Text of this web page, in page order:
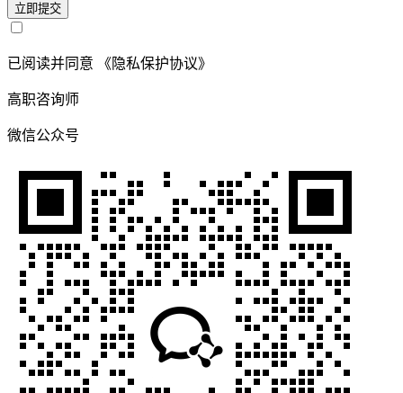
立即提交
已阅读并同意 《隐私保护协议》
高职咨询师
微信公众号